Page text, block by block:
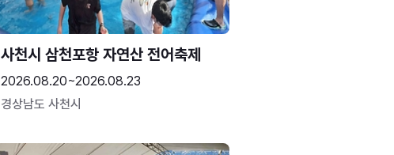
사천시 삼천포항 자연산 전어축제
2026.08.20~2026.08.23
경상남도 사천시